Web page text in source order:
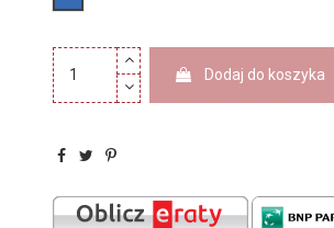
Dodaj do koszyka